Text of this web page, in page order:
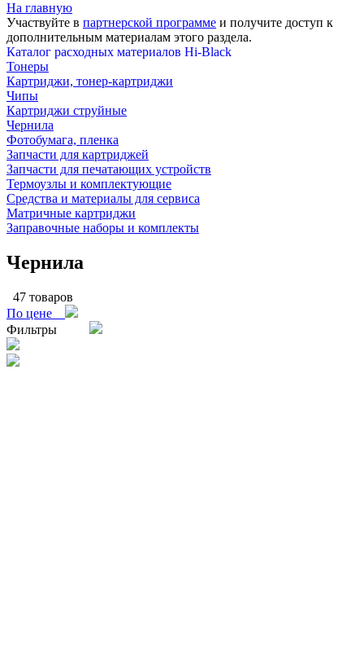
На главную
Участвуйте в партнерской программе и получите доступ к
дополнительным материалам этого раздела.
Каталог расходных материалов Hi-Black
Тонеры
Картриджи, тонер-картриджи
Чипы
Картриджи струйные
Чернила
Фотобумага, пленка
Запчасти для картриджей
Запчасти для печатающих устройств
Термоузлы и комплектующие
Средства и материалы для сервиса
Матричные картриджи
Заправочные наборы и комплекты
Чернила
47 товаров
По цене
Фильтры